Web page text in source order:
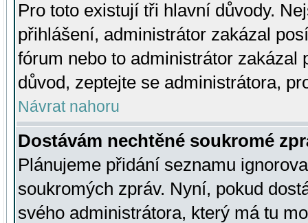
Pro toto existují tři hlavní důvody.
přihlášení, administrátor zakázal
fórum nebo to administrátor zakázal
důvod, zeptejte se administrátora,
Návrat nahoru
Dostávám nechtěné soukromé
Plánujeme přidání seznamu
soukromých zpráv. Nyní, pokud
svého administrátora, který má tu